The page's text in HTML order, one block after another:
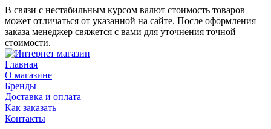
В связи с нестабильным курсом валют стоимость товаров
может отличаться от указанной на сайте. После оформления
заказа менеджер свяжется с вами для уточнения точной
стоимости.
Главная
О магазине
Бренды
Доставка и оплата
Как заказать
Контакты